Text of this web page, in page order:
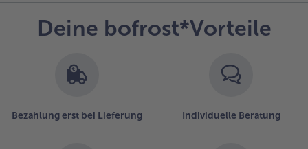
Deine bofrost*Vorteile
Bezahlung erst bei Lieferung Individuelle Beratung